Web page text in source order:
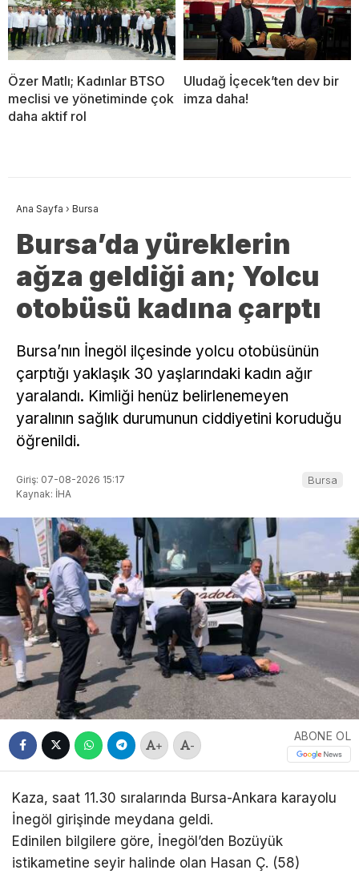
Özer Matlı; Kadınlar BTSO
meclisi ve yönetiminde çok
daha aktif rol
Uludağ İçecek’ten dev bir
imza daha!
Ana Sayfa › Bursa
Bursa’da yüreklerin
ağza geldiği an; Yolcu
otobüsü kadına çarptı
Bursa’nın İnegöl ilçesinde yolcu otobüsünün
çarptığı yaklaşık 30 yaşlarındaki kadın ağır
yaralandı. Kimliği henüz belirlenemeyen
yaralının sağlık durumunun ciddiyetini koruduğu
öğrenildi.
Giriş: 07-08-2026 15:17
Kaynak: İHA
Bursa
+ -
ABONE OL
Kaza, saat 11.30 sıralarında Bursa-Ankara karayolu
İnegöl girişinde meydana geldi.
Edinilen bilgilere göre, İnegöl’den Bozüyük
istikametine seyir halinde olan Hasan Ç. (58)